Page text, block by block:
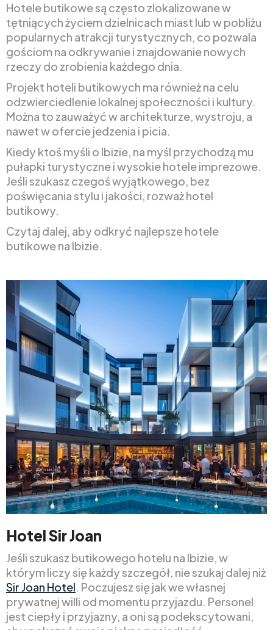
Hotele butikowe są często zlokalizowane w
tętniących życiem dzielnicach miast lub w pobliżu
popularnych atrakcji turystycznych, co pozwala
gościom na odkrywanie i znajdowanie nowych
rzeczy do zrobienia każdego dnia.
Projekt hoteli butikowych ma również na celu
odzwierciedlenie lokalnej społeczności i kultury.
Można to zauważyć w architekturze, wystroju, a
nawet w ofercie jedzenia i picia.
Kiedy ktoś myśli o Ibizie, na myśl przychodzą mu
pułapki turystyczne i wysokie hotele imprezowe.
Jeśli szukasz czegoś wyjątkowego, bez
poświęcania stylu i jakości, rozważ hotel
butikowy.
Czytaj dalej, aby odkryć najlepsze hotele
butikowe na Ibizie.
Hotel Sir Joan
Jeśli szukasz butikowego hotelu na Ibizie, w
którym liczy się każdy szczegół, nie szukaj dalej niż
Sir Joan Hotel. Poczujesz się jak we własnej
prywatnej willi od momentu przyjazdu. Personel
jest ciepły i przyjazny, a oni są podekscytowani,